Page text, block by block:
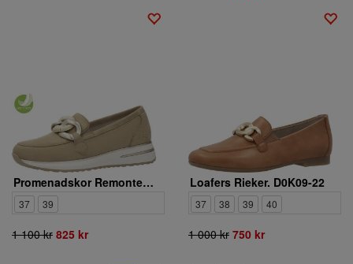
Promenadskor Remonte. D1G11-62
37 39
1 100 kr 825 kr
Loafers Rieker. D0K09-22
37 38 39 40
1 000 kr 750 kr